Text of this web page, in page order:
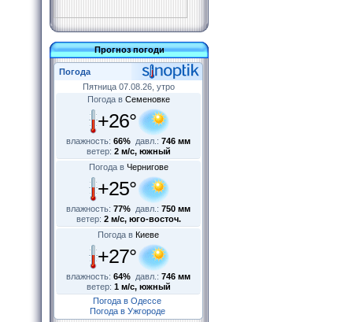
Прогноз погоди
Погода
Пятница 07.08.26, утро
Погода в Семеновке
+26°
влажность: 66% давл.: 746 мм
ветер: 2 м/с, южный
Погода в Чернигове
+25°
влажность: 77% давл.: 750 мм
ветер: 2 м/с, юго-восточ.
Погода в Киеве
+27°
влажность: 64% давл.: 746 мм
ветер: 1 м/с, южный
Погода в Одессе
Погода в Ужгороде